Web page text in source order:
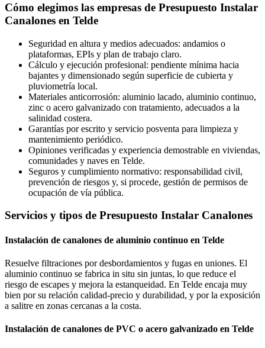
Cómo elegimos las empresas de Presupuesto Instalar
Canalones en Telde
Seguridad en altura y medios adecuados: andamios o
plataformas, EPIs y plan de trabajo claro.
Cálculo y ejecución profesional: pendiente mínima hacia
bajantes y dimensionado según superficie de cubierta y
pluviometría local.
Materiales anticorrosión: aluminio lacado, aluminio continuo,
zinc o acero galvanizado con tratamiento, adecuados a la
salinidad costera.
Garantías por escrito y servicio posventa para limpieza y
mantenimiento periódico.
Opiniones verificadas y experiencia demostrable en viviendas,
comunidades y naves en Telde.
Seguros y cumplimiento normativo: responsabilidad civil,
prevención de riesgos y, si procede, gestión de permisos de
ocupación de vía pública.
Servicios y tipos de Presupuesto Instalar Canalones
Instalación de canalones de aluminio continuo en Telde
Resuelve filtraciones por desbordamientos y fugas en uniones. El
aluminio continuo se fabrica in situ sin juntas, lo que reduce el
riesgo de escapes y mejora la estanqueidad. En Telde encaja muy
bien por su relación calidad-precio y durabilidad, y por la exposición
a salitre en zonas cercanas a la costa.
Instalación de canalones de PVC o acero galvanizado en Telde